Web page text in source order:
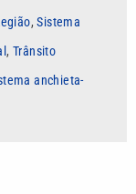
,Sistema
,Trânsito
anchieta-